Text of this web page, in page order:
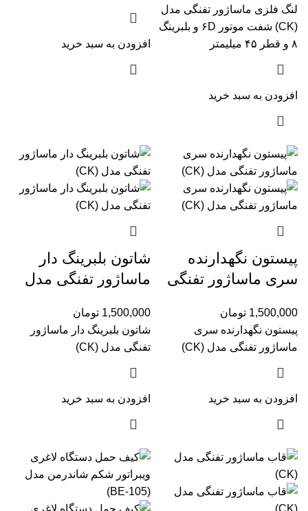
میلیمتر
لنگ فلزی ماساژور تفنگی مدل
(CK) شفت موتور ۶D و بلبرینگ
۸ و قطر ۴۵ میلیمتر
افزودن به سبد خرید
افزودن به سبد خرید
پیستون نگهدارنده
سری ماساژور تفنگی
1,500,000 تومان
پیستون نگهدارنده سری
ماساژور تفنگی مدل (CK)
افزودن به سبد خرید
شاتون بلبرینگ دار
ماساژور تفنگی مدل
1,500,000 تومان
شاتون بلبرینگ دار ماساژور
تفنگی مدل (CK)
افزودن به سبد خرید